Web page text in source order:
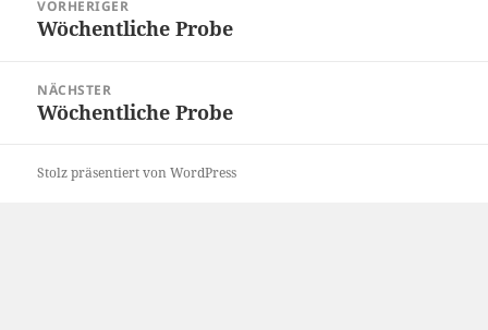
VORHERIGER
Vorheriger
Wöchentliche Probe
NÄCHSTER
Nächster
Wöchentliche Probe
Stolz präsentiert von WordPress